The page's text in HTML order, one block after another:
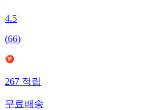
4.5
(66)
267 적립
무료배송